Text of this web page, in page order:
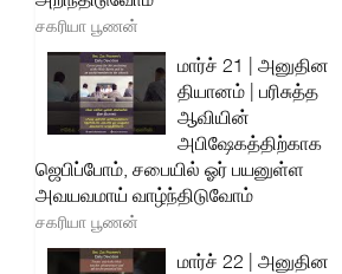
சகரியா பூணன்
மார்ச் 21 | அனுதின
தியானம் | பரிசுத்த
ஆவியின்
அபிஷேகத்திற்காக
ஜெபிப்போம், சபையில் ஓர் பயனுள்ள
அவயவமாய் வாழ்ந்திடுவோம்
சகரியா பூணன்
மார்ச் 22 | அனுதின